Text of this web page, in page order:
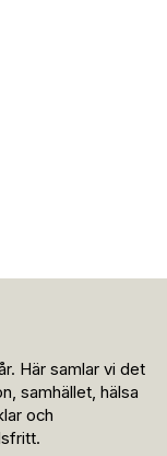
Här samlar vi det
samhället, hälsa
och